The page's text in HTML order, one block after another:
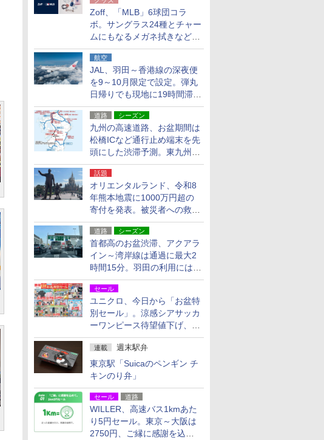
Zoff、「MLB」6球団コラ
ボ。サングラス24種とチャー
ムにもなるメガネ拭きなど雑
貨24種
航空
JAL、羽田～香港線の深夜便
を9～10月限定で設定。弾丸
日帰りでも現地に19時間滞在
できる
道路 シーズン
九州の高速道路、お盆期間は
松橋ICなど通行止め端末を先
頭にした渋滞予測。東九州道
への迂回は料金調整を実施
話題
オリエンタルランド、令和8
年熊本地震に1000万円超の
寄付を発表。被災者への救援
活動・復旧支援
道路 シーズン
首都高のお盆渋滞、アクアラ
イン～湾岸線は通過に最大2
時間15分。羽田の利用には
「空港西出口」の利用検討を
セール
ユニクロ、今日から「お盆特
別セール」。涼感シアサッカ
ーワンピース待望値下げ、撥
水ギアショーツは1990円に
連載 週末駅弁
東京駅「Suicaのペンギン チ
キンのり弁」
セール 道路
WILLER、高速バス1kmあた
り5円セール。東京～大阪は
2750円、ご縁に感謝を込め